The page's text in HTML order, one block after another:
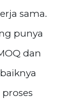
sama.
punya
dan